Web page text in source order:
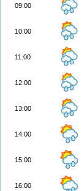
09:00
10:00
11:00
12:00
13:00
14:00
15:00
16:00